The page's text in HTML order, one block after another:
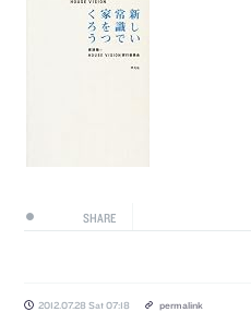
SHARE
2012.07.28 Sat 07:18 permalink